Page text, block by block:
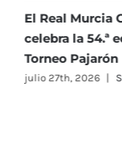
La Clínica
Soto se
patrocinador
julio 23rd, 2026 |